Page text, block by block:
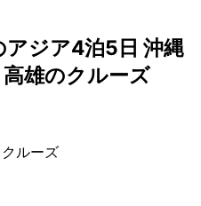
ジア4泊5日 沖縄
雄のクルーズ
ルーズ